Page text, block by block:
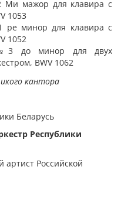
мажор для клавира с
1053
минор для клавира с
1052
до минор для двух
BWV 1062
кантора
Беларусь
Республики
Российской